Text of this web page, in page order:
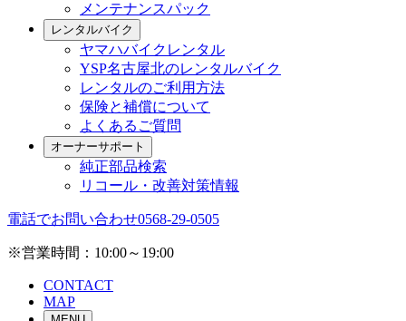
メンテナンスパック
レンタルバイク
ヤマハバイクレンタル
YSP名古屋北のレンタルバイク
レンタルのご利用方法
保険と補償について
よくあるご質問
オーナーサポート
純正部品検索
リコール・改善対策情報
電話でお問い合わせ0568-29-0505
※営業時間：10:00～19:00
CONTACT
MAP